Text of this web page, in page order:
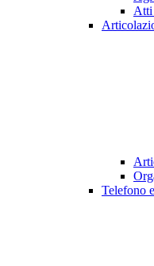
Atti
Telefono